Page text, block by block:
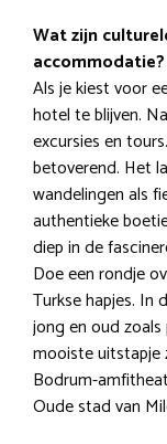
Wat zijn
accommodatie?
Als je kiest voor
hotel te blijven.
excursies en
betoverend. Het
wandelingen als
authentieke
diep in de
Doe een rondje
Turkse hapjes. In
jong en oud
mooiste uitstapje
Bodrum-
Oude stad van